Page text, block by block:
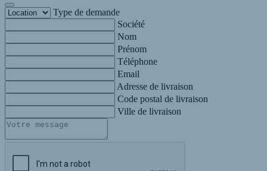
Type de demande
Société
Nom
Prénom
Téléphone
Email
Adresse de livraison
Code postal de livraison
Ville de livraison